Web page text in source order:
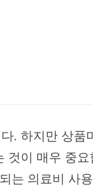
. 하지만 상품
것이 매우 중요
는 의료비 사